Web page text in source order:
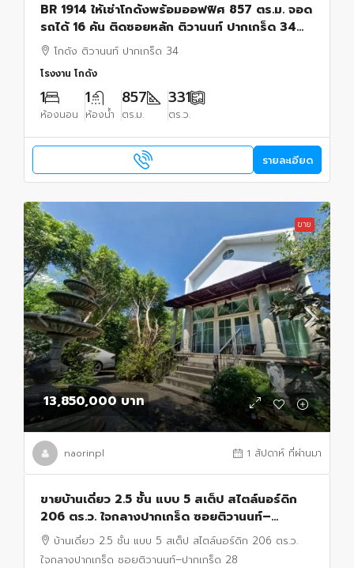
BR 1914 ให้เช่าโกดังพร้อมออฟฟิศ 857 ตร.ม. จอด
รถได้ 16 คัน ติดซอยหลัก ติวานนท์ ปากเกร็ด 34
นนทบุรี
โกดัง ติวานนท์ ปากเกร็ด 34
โรงงาน โกดัง
1
ห้องนอน
1
ห้องน้ำ
857
ตร.ม.
331
ตร.ว.
รายละเอียด
ขาย
13,850,000 บาท
naorinpl 1 สัปดาห์ ที่ผ่านมา
ขายบ้านเดี่ยว 2.5 ชั้น แบบ 5 สเต็ป สไตล์นอร์ดิก
206 ตร.ว. ใจกลางปากเกร็ด ซอยติวานนท์–
ปากเกร็ด 28 ทำเลรุ่งเรือง อยู่และทำธุรกิจได้ในหลัง
เดียว
บ้านเดี่ยว 2.5 ชั้น แบบ 5 สเต็ป สไตล์นอร์ดิก 206 ตร.ว.
ใจกลางปากเกร็ด ซอยติวานนท์–ปากเกร็ด 28